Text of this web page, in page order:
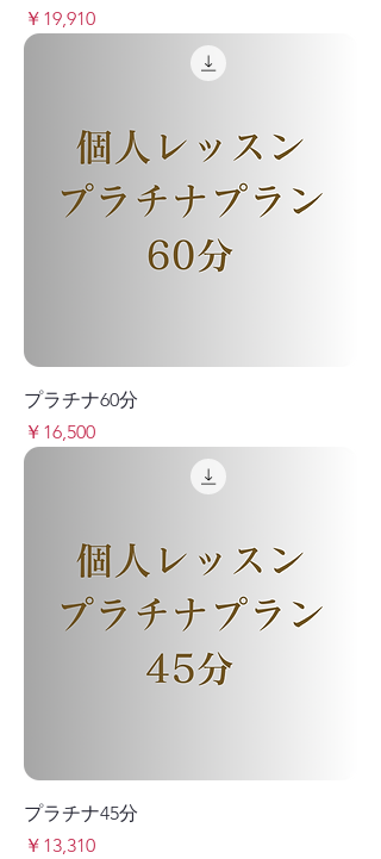
価格
￥19,910
プラチナ60分
価格
￥16,500
プラチナ45分
価格
￥13,310